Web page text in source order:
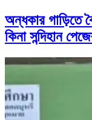
অন্ধকার গাড়িতে
কিনা সন্দিহান